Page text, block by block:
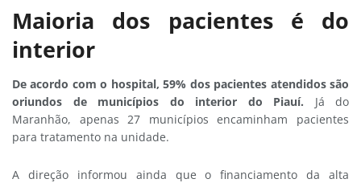
Maioria dos pacientes é do
interior
De acordo com o hospital, 59% dos pacientes atendidos são
oriundos de municípios do interior do Piauí. Já do
Maranhão, apenas 27 municípios encaminham pacientes
para tratamento na unidade.
A direção informou ainda que o financiamento da alta